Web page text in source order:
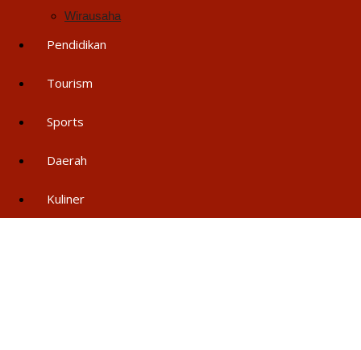
Wirausaha
Pendidikan
Tourism
Sports
Daerah
Kuliner